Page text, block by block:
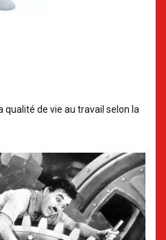
qualité de vie au travail selon la